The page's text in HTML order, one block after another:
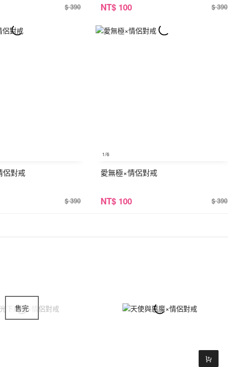
$ 390 NT$ 100 $ 390
侶對戒
$ 390
1/6
愛無極×情侶對戒
NT$ 100 $ 390